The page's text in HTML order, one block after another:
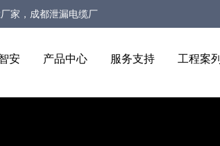
家，成都泄漏电缆厂
缆厂家
安 产品中心 服务支持 工程案列